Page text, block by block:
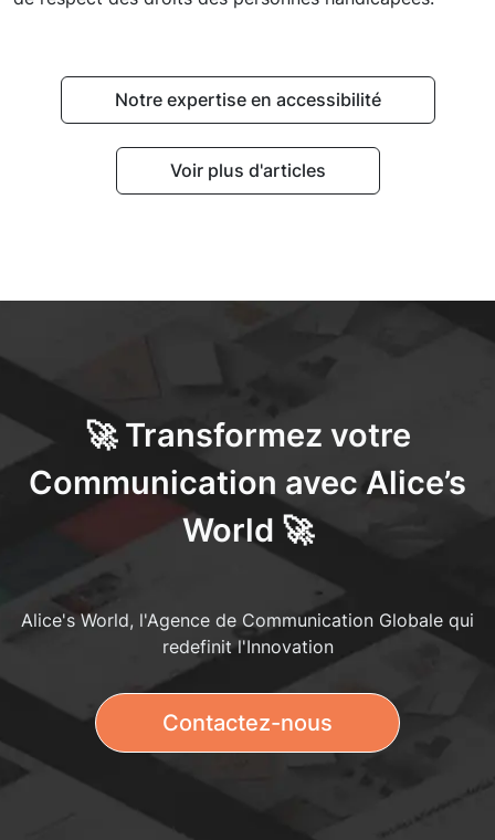
Notre expertise en accessibilité
Voir plus d'articles
🚀 Transformez votre
Communication avec Alice’s
World 🚀
Alice's World, l'Agence de Communication Globale qui
redefinit l'Innovation
Contactez-nous